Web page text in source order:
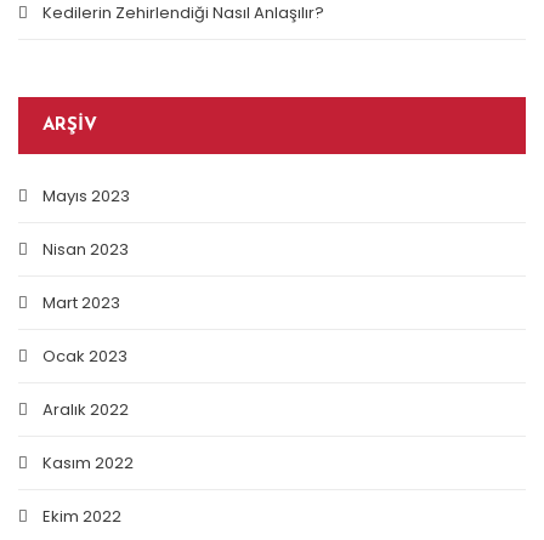
Kedilerin Zehirlendiği Nasıl Anlaşılır?
ARŞIV
Mayıs 2023
Nisan 2023
Mart 2023
Ocak 2023
Aralık 2022
Kasım 2022
Ekim 2022